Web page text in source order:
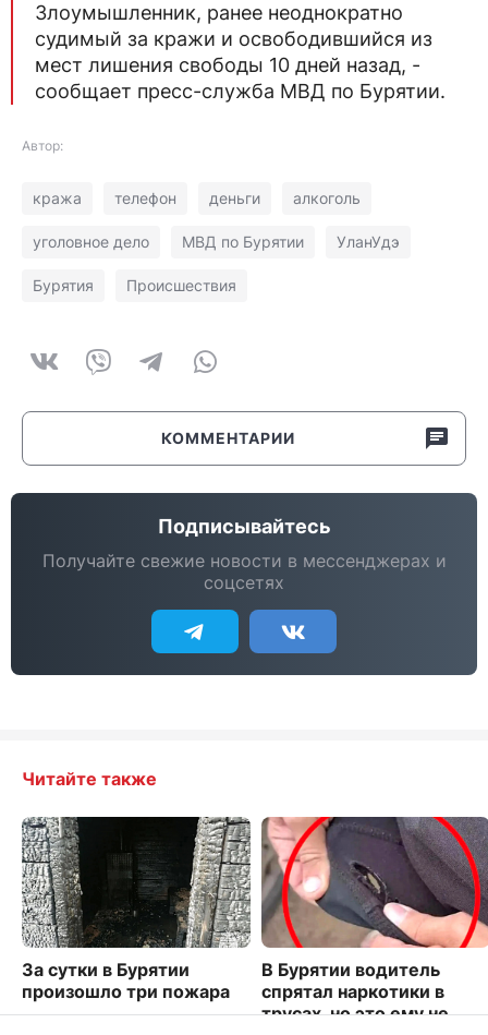
Злоумышленник, ранее неоднократно
судимый за кражи и освободившийся из
мест лишения свободы 10 дней назад, -
сообщает пресс-служба МВД по Бурятии.
Автор:
кража телефон деньги алкоголь
уголовное дело МВД по Бурятии УланУдэ
Бурятия Происшествия
КОММЕНТАРИИ
Подписывайтесь
Получайте свежие новости в мессенджерах и
соцсетях
Читайте также
За сутки в Бурятии
произошло три пожара
В Бурятии водитель
спрятал наркотики в
трусах, но это ему не